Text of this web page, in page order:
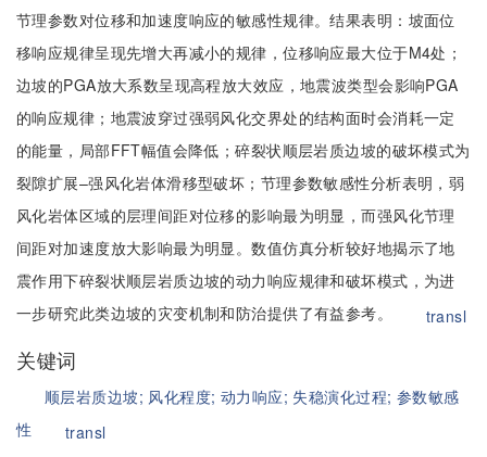
节理参数对位移和加速度响应的敏感性规律。结果表明：坡面位
移响应规律呈现先增大再减小的规律，位移响应最大位于M4处；
边坡的PGA放大系数呈现高程放大效应，地震波类型会影响PGA
的响应规律；地震波穿过强弱风化交界处的结构面时会消耗一定
的能量，局部FFT幅值会降低；碎裂状顺层岩质边坡的破坏模式为
裂隙扩展–强风化岩体滑移型破坏；节理参数敏感性分析表明，弱
风化岩体区域的层理间距对位移的影响最为明显，而强风化节理
间距对加速度放大影响最为明显。数值仿真分析较好地揭示了地
震作用下碎裂状顺层岩质边坡的动力响应规律和破坏模式，为进
一步研究此类边坡的灾变机制和防治提供了有益参考。
transl
关键词
顺层岩质边坡; 风化程度; 动力响应; 失稳演化过程; 参数敏感
性
transl